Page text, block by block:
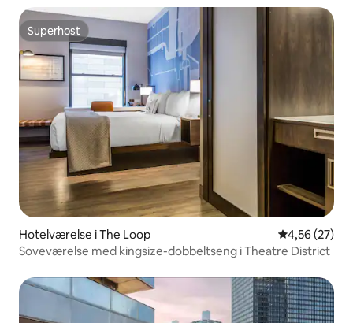
Superhost
Superhost
Hotelværelse i The Loop 4,56 ud af 5 i
4,56 (27)
Soveværelse med kingsize-dobbeltseng i Theatre District